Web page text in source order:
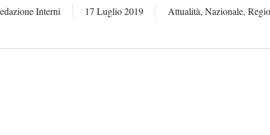
Interni 17 Luglio 2019 Attualità, Nazionale,